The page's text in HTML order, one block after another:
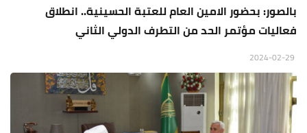
بالصور: بحضور الامين العام للعتبة الحسينية.. انطلاق
فعاليات مؤتمر الحد من التطرف الدولي الثاني